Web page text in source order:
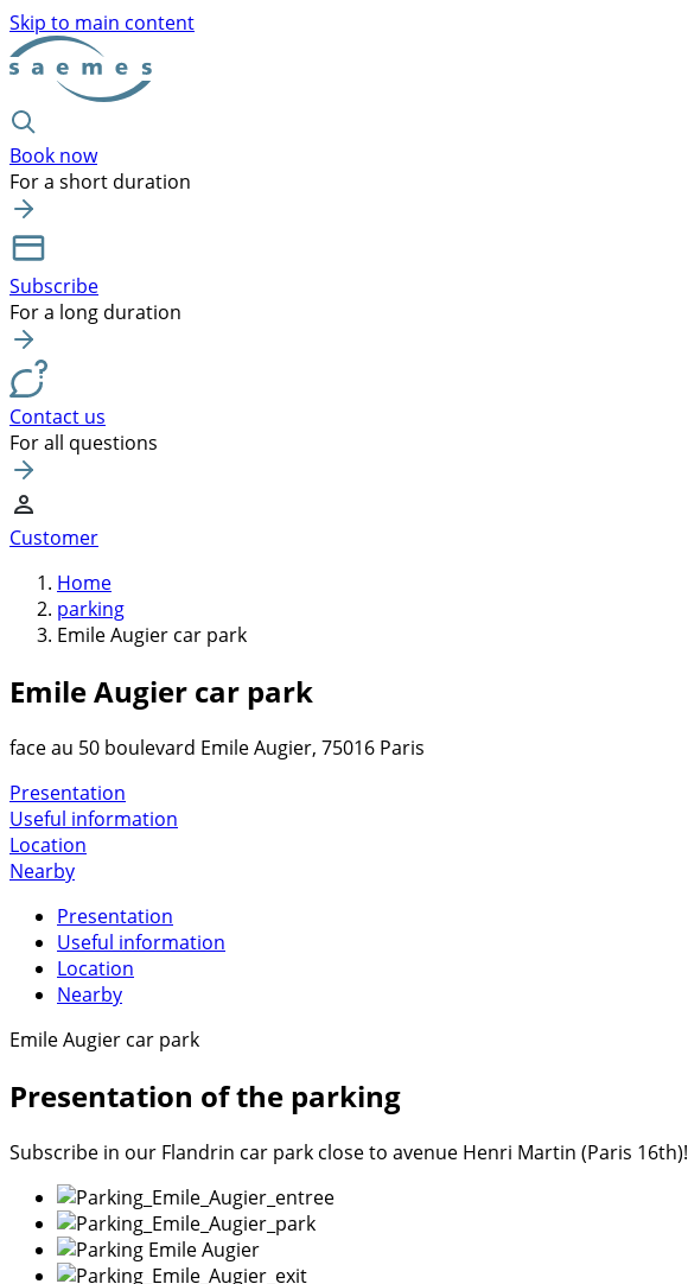
Skip to main content
Book now
For a short duration
Subscribe
For a long duration
Contact us
For all questions
Customer
Home
parking
Emile Augier car park
Emile Augier car park
face au 50 boulevard Emile Augier, 75016 Paris
Presentation
Useful information
Location
Nearby
Presentation
Useful information
Location
Nearby
Emile Augier car park
Presentation of the parking
Subscribe in our Flandrin car park close to avenue Henri Martin (Paris 16th)!